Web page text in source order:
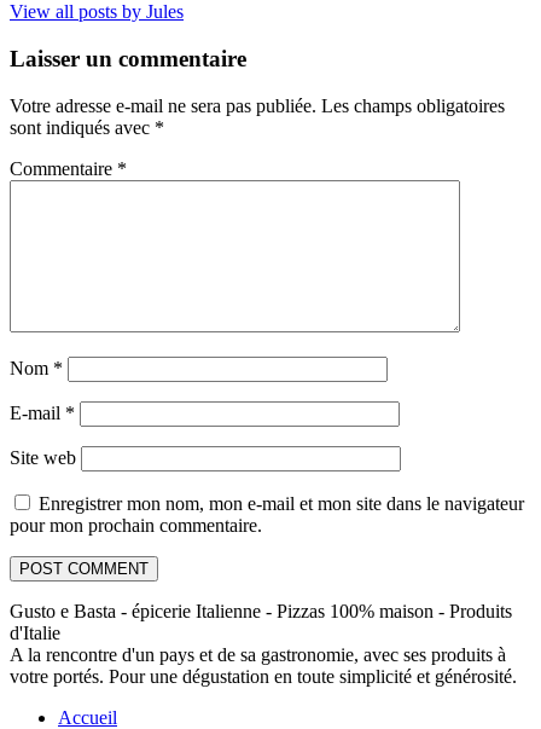
View all posts by Jules
Laisser un commentaire
Votre adresse e-mail ne sera pas publiée. Les champs obligatoires
sont indiqués avec *
Commentaire *
Nom *
E-mail *
Site web
Enregistrer mon nom, mon e-mail et mon site dans le navigateur
pour mon prochain commentaire.
Gusto e Basta - épicerie Italienne - Pizzas 100% maison - Produits
d'Italie
A la rencontre d'un pays et de sa gastronomie, avec ses produits à
votre portés. Pour une dégustation en toute simplicité et générosité.
Accueil